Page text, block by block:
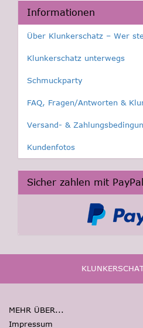
Informationen
Über Klunkerschatz – Wer
Klunkerschatz unterwegs
Schmuckparty
FAQ, Fragen/Antworten &
Versand- &
Kundenfotos
Sicher zahlen mit PayPal
MEHR ÜBER...
Impressum